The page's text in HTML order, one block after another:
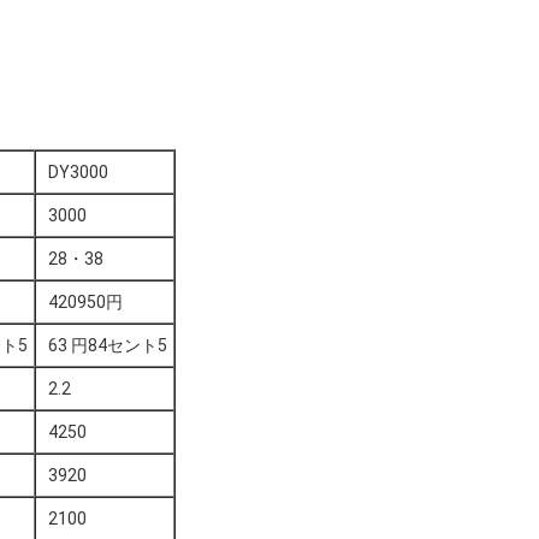
DY3000
3000
28・38
420950円
5 63 円84セント5
2.2
4250
3920
2100